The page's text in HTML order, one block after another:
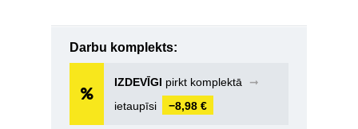
Darbu komplekts:
IZDEVĪGI pirkt komplektā
➞
ietaupīsi
−8,98 €